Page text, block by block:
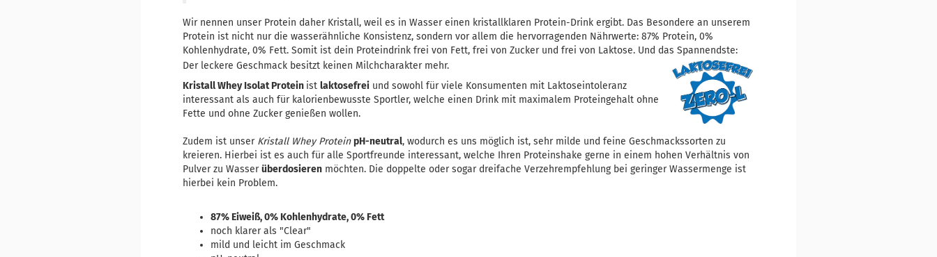
Wir nennen unser Protein daher Kristall, weil es in Wasser einen kristallklaren Protein-Drink ergibt. Das Besondere an unserem
Protein ist nicht nur die wasserähnliche Konsistenz, sondern vor allem die hervorragenden Nährwerte: 87% Protein, 0%
Kohlenhydrate, 0% Fett. Somit ist dein Proteindrink frei von Fett, frei von Zucker und frei von Laktose. Und das Spannendste:
Der leckere Geschmack besitzt keinen Milchcharakter mehr.
Kristall Whey Isolat Protein ist laktosefrei und sowohl für viele Konsumenten mit Laktoseintoleranz
interessant als auch für kalorienbewusste Sportler, welche einen Drink mit maximalem Proteingehalt ohne
Fette und ohne Zucker genießen wollen.
Zudem ist unser Kristall Whey Protein pH-neutral, wodurch es uns möglich ist, sehr milde und feine Geschmackssorten zu
kreieren. Hierbei ist es auch für alle Sportfreunde interessant, welche Ihren Proteinshake gerne in einem hohen Verhältnis von
Pulver zu Wasserüberdosieren möchten. Die doppelte oder sogar dreifache Verzehrempfehlung bei geringer Wassermenge ist
hierbei kein Problem.
87% Eiweiß, 0% Kohlenhydrate, 0% Fett
noch klarer als "Clear"
mild und leicht im Geschmack